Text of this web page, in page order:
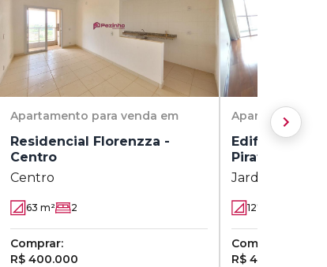
Apartamento para venda em
Residencial Florenzza -
Centro
Centro
63 m² 2
Comprar:
R$ 400.000
Apartamento
Edifício
Piratininga
Jardim
127
Comprar:
R$ 430.000